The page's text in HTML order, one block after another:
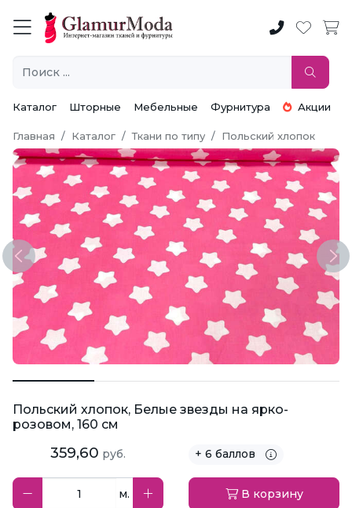
Каталог Шторные Мебельные Фурнитура Акции
Главная Каталог Ткани по типу Польский хлопок
Previous
Польский хлопок, Белые звезды на ярко-
розовом, 160 см
359,60 руб. + 6 баллов
м. В корзину